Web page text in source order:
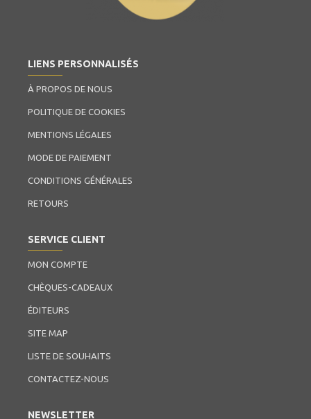
LIENS PERSONNALISÉS
À PROPOS DE NOUS
POLITIQUE DE COOKIES
MENTIONS LÉGALES
MODE DE PAIEMENT
CONDITIONS GÉNÉRALES
RETOURS
SERVICE CLIENT
MON COMPTE
CHÈQUES-CADEAUX
ÉDITEURS
SITE MAP
LISTE DE SOUHAITS
CONTACTEZ-NOUS
NEWSLETTER